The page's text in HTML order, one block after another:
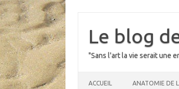
contentLe blog
"Sans l'art la vie serait une
ACCUEIL ANATOMIE DE